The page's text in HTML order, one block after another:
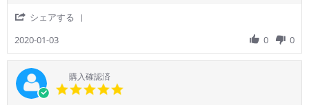
者
様
on
3
Jan
2020
ウ
ガ
ツ
フ
ラ
イ
と
で
シェアする
by
ご
利
用
者
2020-01-03 0 0
購入確認済